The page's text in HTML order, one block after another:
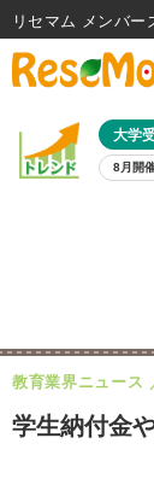
大学
8月開
学生納付金
教育業界ニュース
リセマム メンバー